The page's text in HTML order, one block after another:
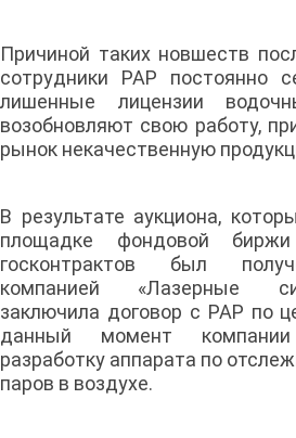
Причиной таких новшеств
сотрудники РАР постоянно
лишенные лицензии
возобновляют свою работу,
рынок некачественную
В результате аукциона,
площадке фондовой
госконтрактов был
компанией «Лазерные
заключила договор с РАР по
данный момент
разработку аппарата по
паров в воздухе.